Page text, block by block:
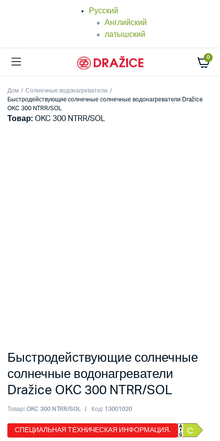
Русский
Английский
латышский
0
Дом
Солнечные водонагреватели
Быстродействующие солнечные солнечные водонагреватели Dražice
OKC 300 NTRR/SOL
Товар:OKC 300 NTRR/SOL
Быстродействующие солнечные
солнечные водонагреватели
Dražice OKC 300 NTRR/SOL
Товар: OKC 300 NTRR/SOL Код: 13001020
СПЕЦИАЛЬНАЯ ТЕХНИЧЕСКАЯ ИНФОРМАЦИЯ. С